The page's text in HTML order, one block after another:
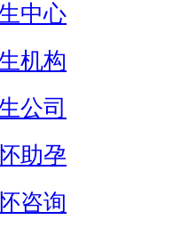
中心
机构
公司
助孕
咨询